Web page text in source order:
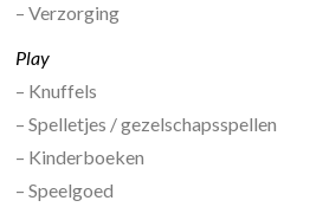
– Verzorging
Play
– Knuffels
– Spelletjes / gezelschapsspellen
– Kinderboeken
– Speelgoed